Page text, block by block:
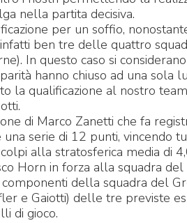
nella partita decisiva.
per un soffio,
ben tre delle quattro
In questo caso si
hanno chiuso ad una sola
la qualificazione al nostro
di Marco Zanetti che fa
una serie di 12 punti, vincendo
alla stratosferica media di
Horn in forza alla squadra
della squadra del
e Gaiotti) delle tre previste
di gioco.